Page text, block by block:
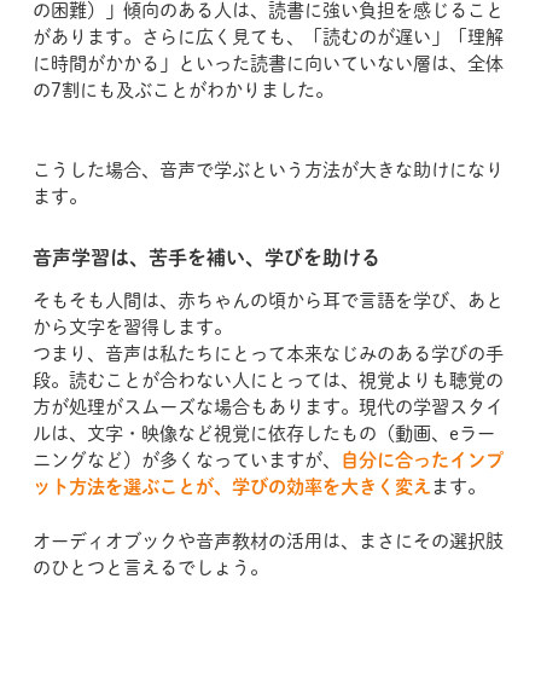
の困難）」傾向のある人は、読書に強い負担を感じること
があります。さらに広く見ても、「読むのが遅い」「理解
に時間がかかる」といった読書に向いていない層は、全体
の7割にも及ぶことがわかりました。
こうした場合、音声で学ぶという方法が大きな助けになり
ます。
音声学習は、苦手を補い、学びを助ける
そもそも人間は、赤ちゃんの頃から耳で言語を学び、あと
から文字を習得します。
つまり、音声は私たちにとって本来なじみのある学びの手
段。読むことが合わない人にとっては、視覚よりも聴覚の
方が処理がスムーズな場合もあります。現代の学習スタイ
ルは、文字・映像など視覚に依存したもの（動画、eラー
ニングなど）が多くなっていますが、
自分に合ったインプ
ット方法を選ぶことが、学びの効率を大きく変え ます。
オーディオブックや音声教材の活用は、まさにその選択肢
のひとつと言えるでしょう。